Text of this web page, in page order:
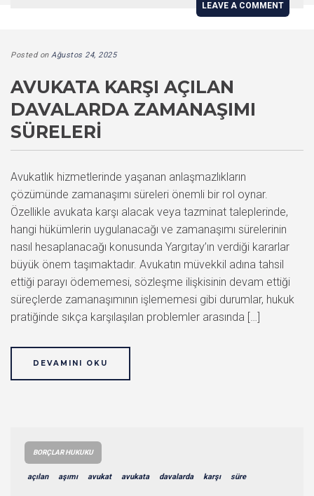
LEAVE A COMMENT
Posted on Ağustos 24, 2025
AVUKATA KARŞI AÇILAN
DAVALARDA ZAMANAŞIMI
SÜRELERI
Avukatlık hizmetlerinde yaşanan anlaşmazlıkların
çözümünde zamanaşımı süreleri önemli bir rol oynar.
Özellikle avukata karşı alacak veya tazminat taleplerinde,
hangi hükümlerin uygulanacağı ve zamanaşımı sürelerinin
nasıl hesaplanacağı konusunda Yargıtay’ın verdiği kararlar
büyük önem taşımaktadır. Avukatın müvekkil adına tahsil
ettiği parayı ödememesi, sözleşme ilişkisinin devam ettiği
süreçlerde zamanaşımının işlememesi gibi durumlar, hukuk
pratiğinde sıkça karşılaşılan problemler arasında […]
DEVAMINI OKU
BORÇLAR HUKUKU
açılan aşımı avukat avukata davalarda karşı süre